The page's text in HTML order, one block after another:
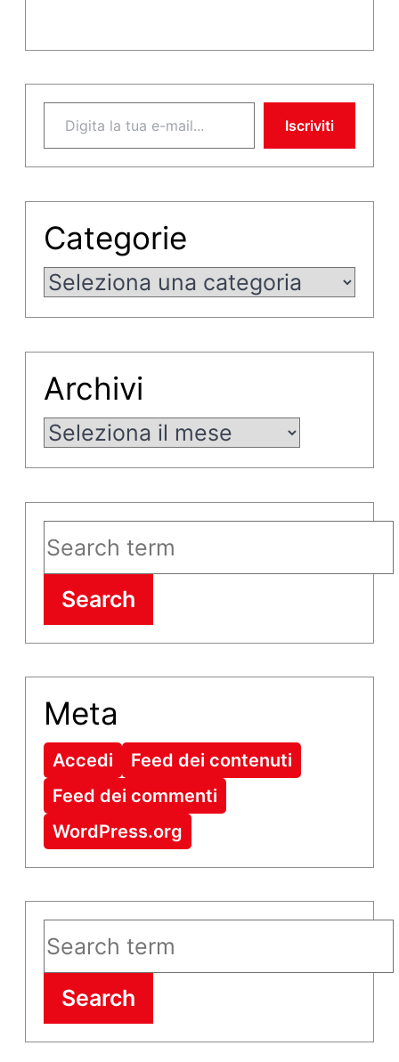
Digita la tua e-mail...
Iscriviti
Categorie
Categorie
Archivi
Archivi
Search
Meta
Accedi
Feed dei contenuti
Feed dei commenti
WordPress.org
Search